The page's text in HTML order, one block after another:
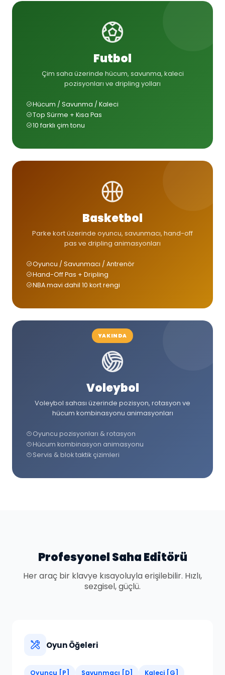
Futbol
Çim saha üzerinde hücum, savunma, kaleci
pozisyonları ve dripling yolları
Hücum / Savunma / Kaleci
Top Sürme + Kısa Pas
10 farklı çim tonu
Basketbol
Parke kort üzerinde oyuncu, savunmacı, hand-off
pas ve dripling animasyonları
Oyuncu / Savunmacı / Antrenör
Hand-Off Pas + Dripling
NBA mavi dahil 10 kort rengi
YAKINDA
Voleybol
Voleybol sahası üzerinde pozisyon, rotasyon ve
hücum kombinasyonu animasyonları
Oyuncu pozisyonları & rotasyon
Hücum kombinasyon animasyonu
Servis & blok taktik çizimleri
Profesyonel Saha Editörü
Her araç bir klavye kısayoluyla erişilebilir. Hızlı,
sezgisel, güçlü.
Oyun Öğeleri
Oyuncu [P] Savunmacı [D] Kaleci [G]